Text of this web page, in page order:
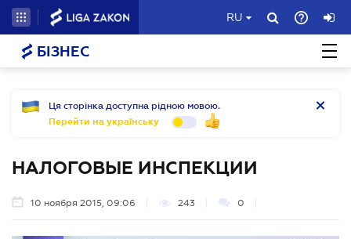
RU
БІЗНЕС
Ця сторінка доступна рідною мовою.
Перейти на українську
НАЛОГОВЫЕ ИНСПЕКЦИИ
10 ноября 2015, 09:06 243 0